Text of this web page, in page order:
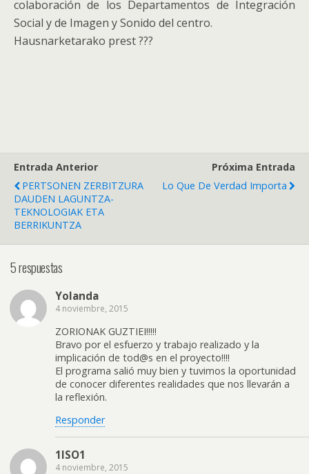
colaboración de los Departamentos de Integración
Social y de Imagen y Sonido del centro.
Hausnarketarako prest ???
Entrada Anterior
PERTSONEN ZERBITZURA
DAUDEN LAGUNTZA-
TEKNOLOGIAK ETA
BERRIKUNTZA
Próxima Entrada
Lo Que De Verdad Importa
5 respuestas
Yolanda
4 noviembre, 2015
ZORIONAK GUZTIEI!!!!!
Bravo por el esfuerzo y trabajo realizado y la
implicación de tod@s en el proyecto!!!!
El programa salió muy bien y tuvimos la oportunidad
de conocer diferentes realidades que nos llevarán a
la reflexión.
Responder
1ISO1
4 noviembre, 2015